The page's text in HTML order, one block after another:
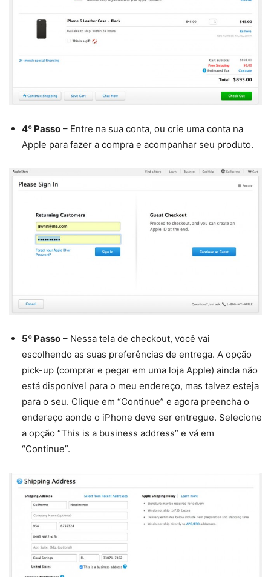
4º Passo – Entre na sua conta, ou crie uma conta na
Apple para fazer a compra e acompanhar seu produto.
5º Passo – Nessa tela de checkout, você vai
escolhendo as suas preferências de entrega. A opção
pick-up (comprar e pegar em uma loja Apple) ainda não
está disponível para o meu endereço, mas talvez esteja
para o seu. Clique em “Continue” e agora preencha o
endereço aonde o iPhone deve ser entregue. Selecione
a opção “This is a business address” e vá em
“Continue”.